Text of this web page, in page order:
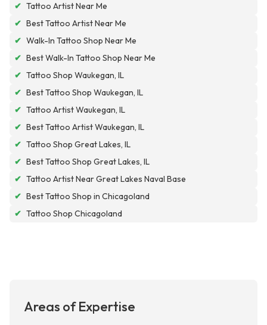
✔ Tattoo Artist Near Me
✔ Best Tattoo Artist Near Me
✔ Walk-In Tattoo Shop Near Me
✔ Best Walk-In Tattoo Shop Near Me
✔ Tattoo Shop Waukegan, IL
✔ Best Tattoo Shop Waukegan, IL
✔ Tattoo Artist Waukegan, IL
✔ Best Tattoo Artist Waukegan, IL
✔ Tattoo Shop Great Lakes, IL
✔ Best Tattoo Shop Great Lakes, IL
✔ Tattoo Artist Near Great Lakes Naval Base
✔ Best Tattoo Shop in Chicagoland
✔ Tattoo Shop Chicagoland
Areas of Expertise